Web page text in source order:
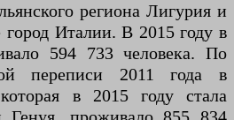
региона Лигурия и
Италии. В 2015 году в
594 733 человека. По
переписи 2011 года в
в 2015 году стала